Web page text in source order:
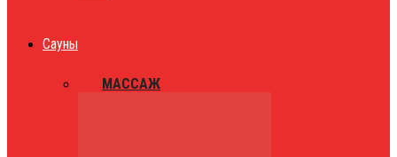
Сауны
МАССАЖ